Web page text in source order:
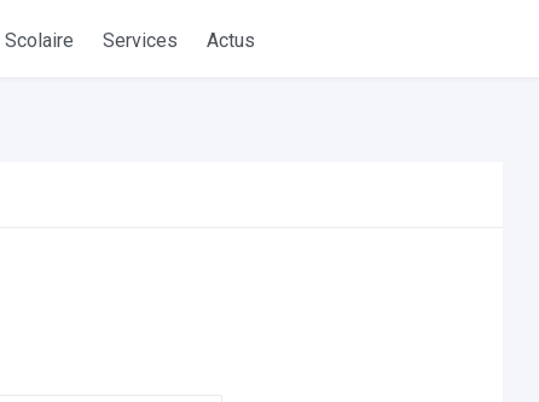
Scolaire Services Actus